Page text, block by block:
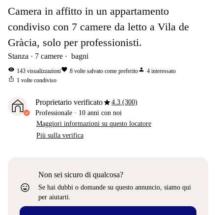
Camera in affitto in un appartamento
condiviso con 7 camere da letto a Vila de
Gràcia, solo per professionisti.
Stanza 7 camere bagni
visibility 143 visualizzazionifavorite 8 volte salvato come preferitoperson 4 interessato
ios_share 1 volte condiviso
Proprietario verificatostar4.3 (300)
Professionale · 10 anni con noi
Maggiori informazioni su questo locatore
Più sulla verifica
sentiment_very_satisfied
Non sei sicuro di qualcosa?
Se hai dubbi o domande su questo annuncio, siamo qui
per aiutarti.